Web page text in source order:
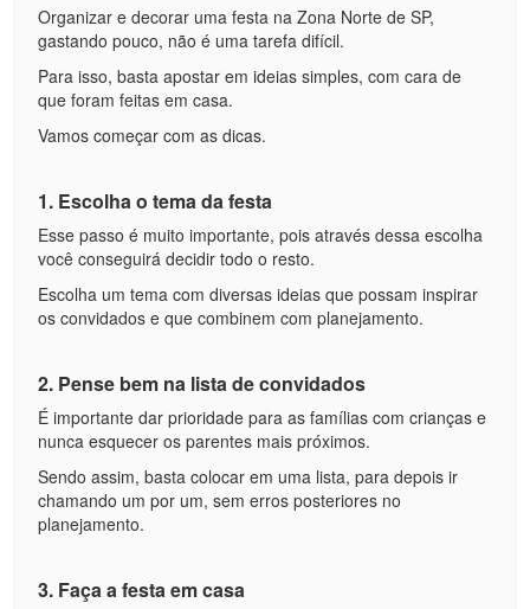
Organizar e decorar uma festa na Zona Norte de SP,
gastando pouco, não é uma tarefa difícil.
Para isso, basta apostar em ideias simples, com cara de
que foram feitas em casa.
Vamos começar com as dicas.
1. Escolha o tema da festa
Esse passo é muito importante, pois através dessa escolha
você conseguirá decidir todo o resto.
Escolha um tema com diversas ideias que possam inspirar
os convidados e que combinem com planejamento.
2. Pense bem na lista de convidados
É importante dar prioridade para as famílias com crianças e
nunca esquecer os parentes mais próximos.
Sendo assim, basta colocar em uma lista, para depois ir
chamando um por um, sem erros posteriores no
planejamento.
3. Faça a festa em casa